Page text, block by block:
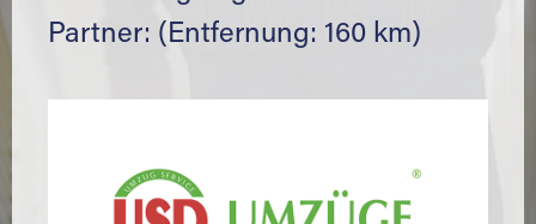
Partner: (Entfernung: 160 km)